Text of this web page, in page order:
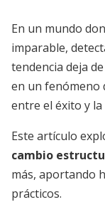
En un mundo
imparable,
tendencia deja
en un fenómeno
entre el éxito y
Este artículo
cambio
más, aportando
prácticos.